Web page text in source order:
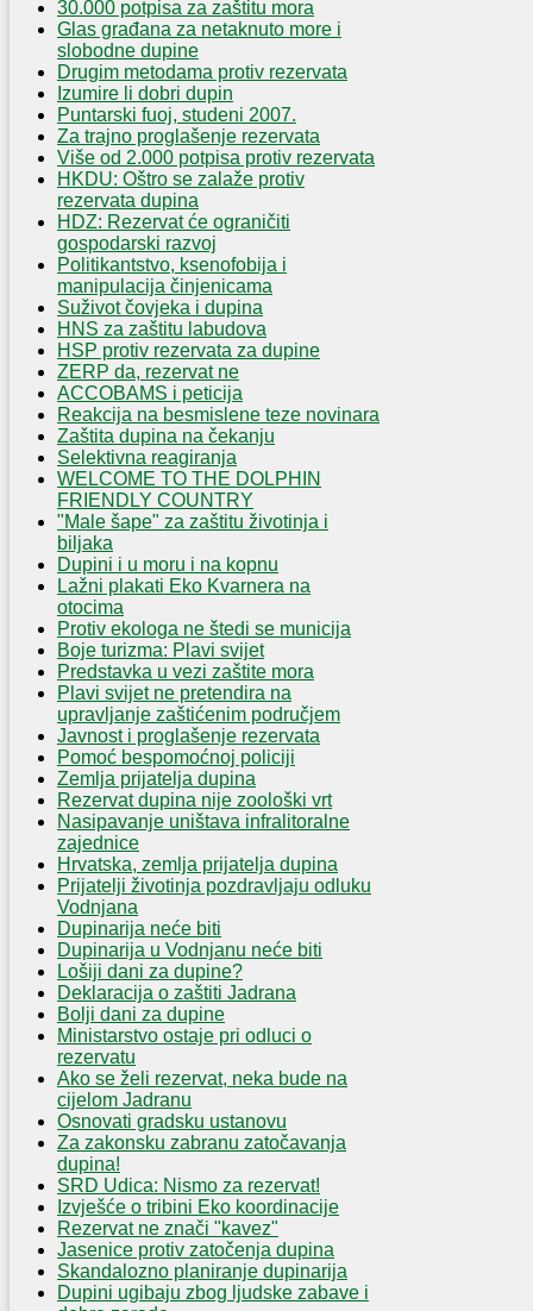
30.000 potpisa za zaštitu mora
Glas građana za netaknuto more i
slobodne dupine
Drugim metodama protiv rezervata
Izumire li dobri dupin
Puntarski fuoj, studeni 2007.
Za trajno proglašenje rezervata
Više od 2.000 potpisa protiv rezervata
HKDU: Oštro se zalaže protiv
rezervata dupina
HDZ: Rezervat će ograničiti
gospodarski razvoj
Politikantstvo, ksenofobija i
manipulacija činjenicama
Suživot čovjeka i dupina
HNS za zaštitu labudova
HSP protiv rezervata za dupine
ZERP da, rezervat ne
ACCOBAMS i peticija
Reakcija na besmislene teze novinara
Zaštita dupina na čekanju
Selektivna reagiranja
WELCOME TO THE DOLPHIN
FRIENDLY COUNTRY
"Male šape" za zaštitu životinja i
biljaka
Dupini i u moru i na kopnu
Lažni plakati Eko Kvarnera na
otocima
Protiv ekologa ne štedi se municija
Boje turizma: Plavi svijet
Predstavka u vezi zaštite mora
Plavi svijet ne pretendira na
upravljanje zaštićenim područjem
Javnost i proglašenje rezervata
Pomoć bespomoćnoj policiji
Zemlja prijatelja dupina
Rezervat dupina nije zoološki vrt
Nasipavanje uništava infralitoralne
zajednice
Hrvatska, zemlja prijatelja dupina
Prijatelji životinja pozdravljaju odluku
Vodnjana
Dupinarija neće biti
Dupinarija u Vodnjanu neće biti
Lošiji dani za dupine?
Deklaracija o zaštiti Jadrana
Bolji dani za dupine
Ministarstvo ostaje pri odluci o
rezervatu
Ako se želi rezervat, neka bude na
cijelom Jadranu
Osnovati gradsku ustanovu
Za zakonsku zabranu zatočavanja
dupina!
SRD Udica: Nismo za rezervat!
Izvješće o tribini Eko koordinacije
Rezervat ne znači "kavez"
Jasenice protiv zatočenja dupina
Skandalozno planiranje dupinarija
Dupini ugibaju zbog ljudske zabave i